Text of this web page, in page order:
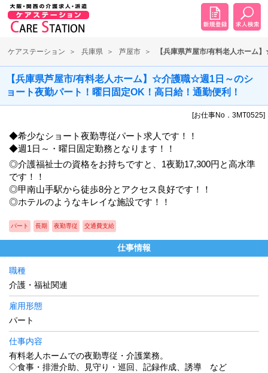
ケアステーション 兵庫県 芦屋市 【兵庫県芦屋市/有料老人ホーム
【兵庫県芦屋市/有料老人ホーム】☆介護職☆週1日～のシ
ョート夜勤パート！曜日固定OK！高日給！通勤便利！
[お仕事No．3MT0525]
◆希少なショート夜勤専従パート求人です！！
◆週1日～・曜日固定勤務となります！！
◎介護福祉士の資格をお持ちですと、1夜勤17,300円と高水準
です！！
◎甲南山手駅から徒歩8分とアクセス良好です！！
◎ホテルのようなキレイな施設です！！
パート 長期 夜勤専従 交通費支給
仕事情報
職種
介護・福祉関連
雇用形態
パート
仕事内容
有料老人ホームでの夜勤専従・介護業務。
◇食事・排泄介助、見守り・巡回、記録作成、誘導 など